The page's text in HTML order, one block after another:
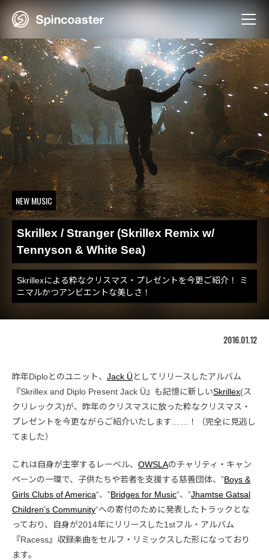
Skip
NEW MUSIC
Skrillex / Stranger (Skrillex Remix w/
Tennyson & White Sea)
Skrillexによる粋なクリスマス・プレゼントを今更ご紹介！ ミ
ニマルかつアンビエントな美しさ！
2016.01.12
昨年Diploとのユニット、 Jack Ü としてリリースしたアルバム
『Skrillex and Diplo Present Jack Ü』も記憶に新しいSkrillex(ス
クリレックス)が、昨年のクリスマスに放った粋なクリスマス・
プレゼントを今更ながらご紹介いたします……！（完全に見逃し
てました）
これは自身が主宰するレーベル、 OWSLAのチャリティ・キャン
ペーンの一環で、子供たちや若者を支援する慈善団体、”Boys &
Girls Clubs of America“、”Bridges for Music“、”Jhamtse Gatsal
Children’s Community“への寄付のために発表したトラックとな
っており、自身が2014年にリリースした1stフル・アルバム
『Racess』収録楽曲をセルフ・リミックスした形になっており
ます。